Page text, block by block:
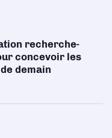
recherche-
concevoir les
demain